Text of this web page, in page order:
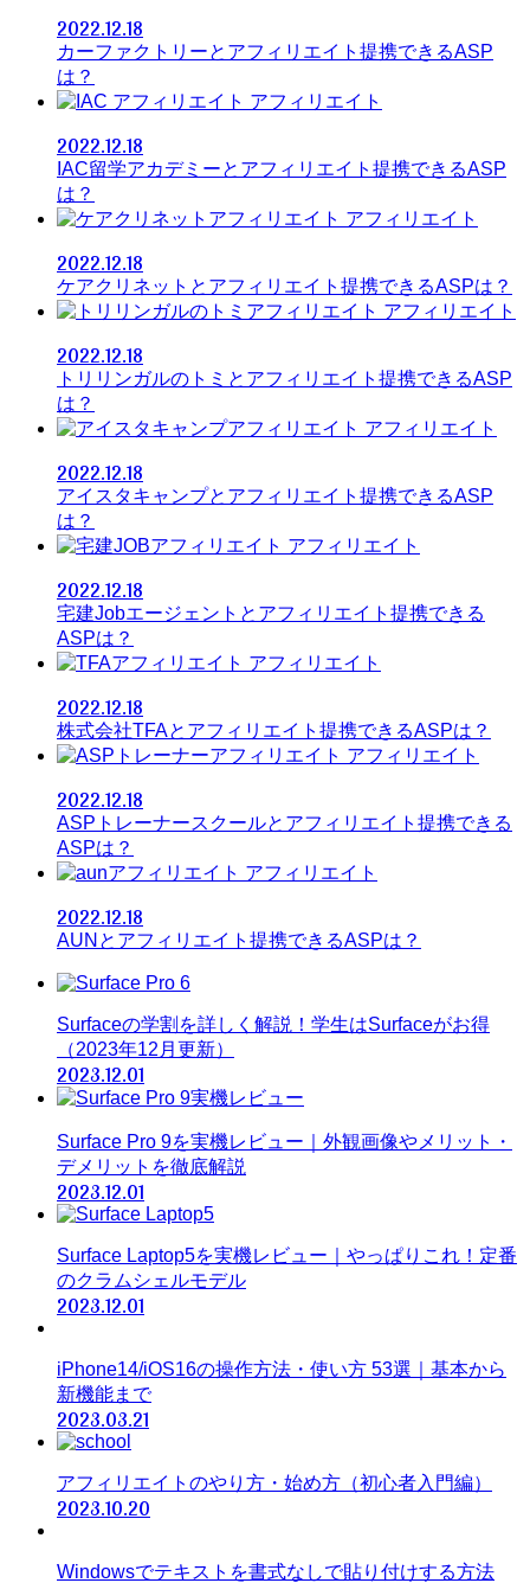
2022.12.18
カーファクトリーとアフィリエイト提携できるASP
は？
アフィリエイト
2022.12.18
IAC留学アカデミーとアフィリエイト提携できるASP
は？
アフィリエイト
2022.12.18
ケアクリネットとアフィリエイト提携できるASPは？
アフィリエイト
2022.12.18
トリリンガルのトミとアフィリエイト提携できるASP
は？
アフィリエイト
2022.12.18
アイスタキャンプとアフィリエイト提携できるASP
は？
アフィリエイト
2022.12.18
宅建Jobエージェントとアフィリエイト提携できる
ASPは？
アフィリエイト
2022.12.18
株式会社TFAとアフィリエイト提携できるASPは？
アフィリエイト
2022.12.18
ASPトレーナースクールとアフィリエイト提携できる
ASPは？
アフィリエイト
2022.12.18
AUNとアフィリエイト提携できるASPは？
Surfaceの学割を詳しく解説！学生はSurfaceがお得
（2023年12月更新）
2023.12.01
Surface Pro 9を実機レビュー｜外観画像やメリット・
デメリットを徹底解説
2023.12.01
Surface Laptop5を実機レビュー｜やっぱりこれ！定番
のクラムシェルモデル
2023.12.01
iPhone14/iOS16の操作方法・使い方 53選｜基本から
新機能まで
2023.03.21
アフィリエイトのやり方・始め方（初心者入門編）
2023.10.20
Windowsでテキストを書式なしで貼り付けする方法